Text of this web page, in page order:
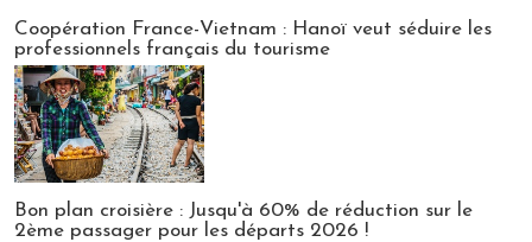
Coopération France-Vietnam : Hanoï veut séduire les
professionnels français du tourisme
Bon plan croisière : Jusqu'à 60% de réduction sur le
2ème passager pour les départs 2026 !